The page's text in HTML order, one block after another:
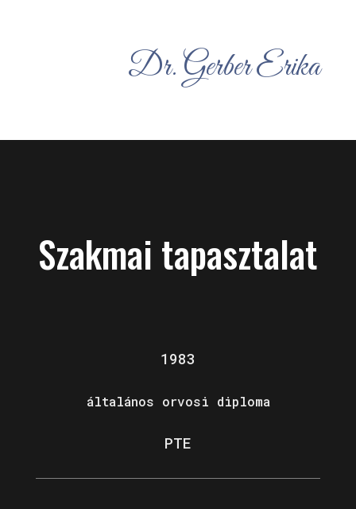
Dr. Gerber Erika
Szakmai tapasztalat
1983
általános orvosi diploma
PTE